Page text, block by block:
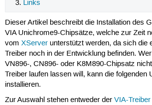
Links
Dieser Artikel beschreibt die Installation des
VIA Unichrome9-Chipsätze, welche zur Zeit
vom XServerunterstützt werden, da sich die
Treiber noch in der Entwicklung befinden.
VN896-, CN896- oder K8M890-Chipsatz
Treiber laufen lassen will, kann die folgenden
installieren.
Zur Auswahl stehen entweder der VIA-Treiber